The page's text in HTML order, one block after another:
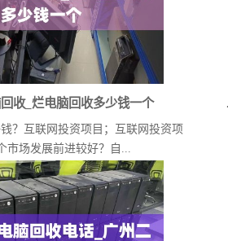
收_烂电脑回收多少钱一个
互联网投资项目；互联网投资项
市场发展前进较好？自...